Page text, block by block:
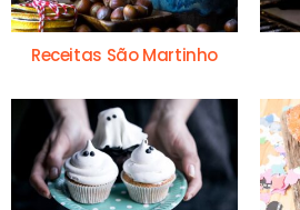
Receitas São Martinho